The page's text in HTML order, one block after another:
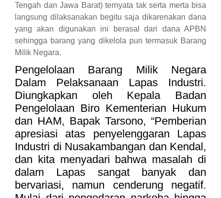
Tengah dan Jawa Barat) ternyata tak serta merta bisa
langsung dilaksanakan begitu saja dikarenakan dana
yang akan digunakan ini berasal dari dana APBN
sehingga barang yang dikelola pun termasuk Barang
Milik Negara.
Pengelolaan Barang Milik Negara
Dalam Pelaksanaan Lapas Industri.
Diungkapkan oleh Kepala Badan
Pengelolaan Biro Kementerian Hukum
dan HAM, Bapak Tarsono, “Pemberian
apresiasi atas penyelenggaran Lapas
Industri di Nusakambangan dan Kendal,
dan kita menyadari bahwa masalah di
dalam Lapas sangat banyak dan
bervariasi, namun cenderung negatif.